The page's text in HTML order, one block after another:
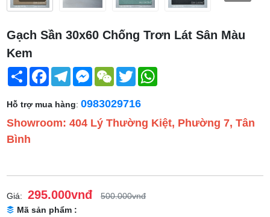
Gạch Sần 30x60 Chống Trơn Lát Sân Màu
Kem
Share FacebookTelegramMessenger
WeChatTwitter
Hỗ trợ mua hàng:0983029716
Showroom: 404 Lý Thường Kiệt, Phường 7, Tân
Bình
Giá: 295.000vnđ
500.000vnđ
Mã sản phẩm :